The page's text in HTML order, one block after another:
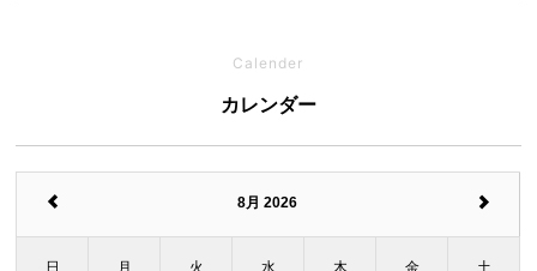
Calender
カレンダー
8月 2026